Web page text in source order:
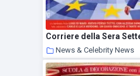
News & Celebrity News